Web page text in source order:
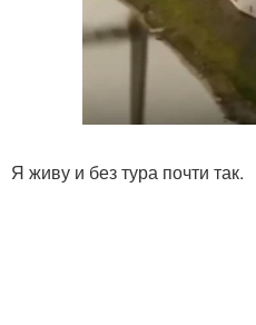
Я живу и без тура почти так.